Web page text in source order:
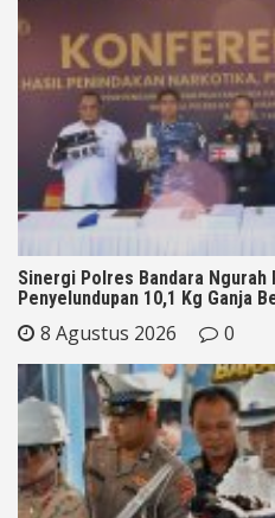
Sinergi Polres Bandara Ngurah
Penyelundupan 10,1 Kg Ganja
8 Agustus 2026 0